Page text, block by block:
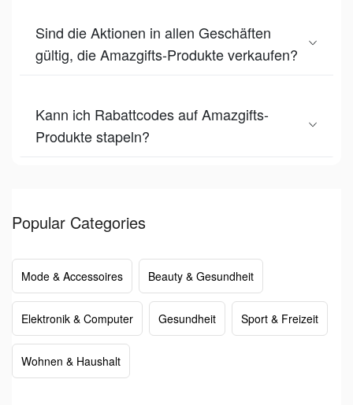
Sind die Aktionen in allen Geschäften
gültig, die Amazgifts-Produkte verkaufen?
Kann ich Rabattcodes auf Amazgifts-
Produkte stapeln?
Popular Categories
Mode & Accessoires Beauty & Gesundheit
Elektronik & Computer Gesundheit Sport & Freizeit
Wohnen & Haushalt